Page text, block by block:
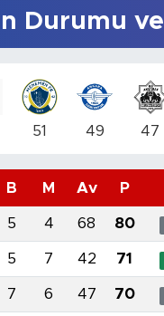
Durumu
51 49 47
B M Av P
5 4 68 80
5 7 42 71
7 6 47 70